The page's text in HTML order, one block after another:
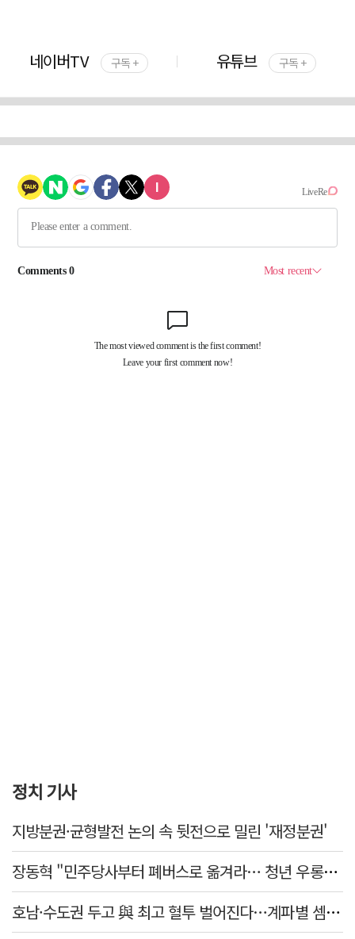
네이버TV 구독 + 유튜브 구독 +
정치 기사
지방분권·균형발전 논의 속 뒷전으로 밀린 '재정분권'
장동혁 "민주당사부터 폐버스로 옮겨라… 청년 우롱하는 아무 말 대잔치"
호남·수도권 두고 與 최고 혈투 벌어진다…계파별 셈법은?